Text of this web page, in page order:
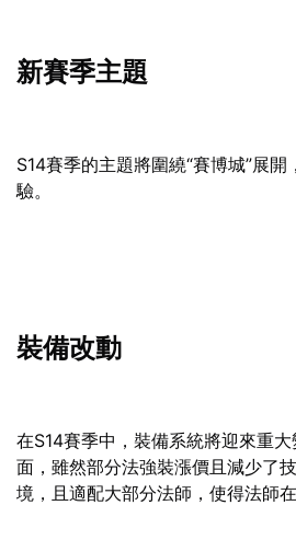
新賽季主題
S14賽季的主題將圍繞“賽博城”展
驗。
裝備改動
在S14賽季中，裝備系統將迎來重
面，雖然部分法強裝漲價且減少了
境，且適配大部分法師，使得法師